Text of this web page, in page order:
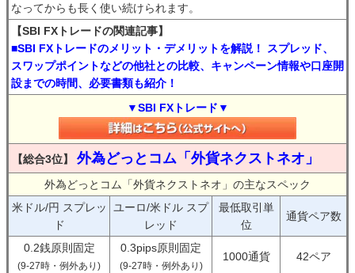
なってからも長く使い続けられます。
【SBI FXトレードの関連記事】
■SBI FXトレードのメリット・デメリットを解説！ スプレッド、
スワップポイントなどの他社との比較、キャンペーン情報や口座開
設までの時間、必要書類も紹介！
▼SBI FXトレード▼
【総合3位】 外為どっとコム「外貨ネクストネオ」
外為どっとコム「外貨ネクストネオ」の主なスペック
米ドル/円 スプレッ
ド
ユーロ/米ドル スプ
レッド
最低取引単
位
通貨ペア数
0.2銭原則固定
(9-27時・例外あり)
0.3pips原則固定
(9-27時・例外あり)
1000通貨 42ペア